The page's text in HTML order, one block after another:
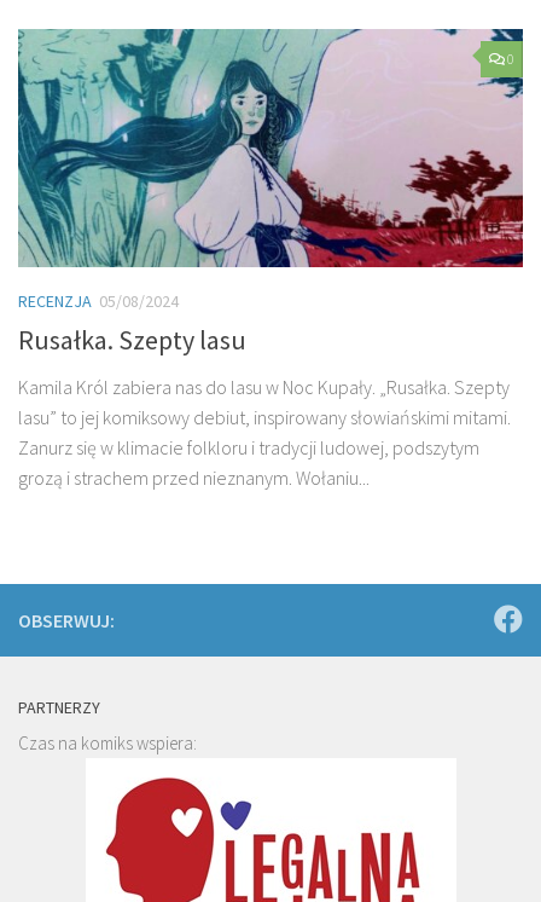
0
RECENZJA 05/08/2024
Rusałka. Szepty lasu
Kamila Król zabiera nas do lasu w Noc Kupały. „Rusałka. Szepty
lasu” to jej komiksowy debiut, inspirowany słowiańskimi mitami.
Zanurz się w klimacie folkloru i tradycji ludowej, podszytym
grozą i strachem przed nieznanym. Wołaniu...
OBSERWUJ:
PARTNERZY
Czas na komiks wspiera: